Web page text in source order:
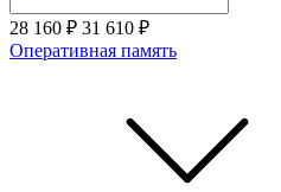
28 160 ₽ 31 610 ₽
Оперативная память